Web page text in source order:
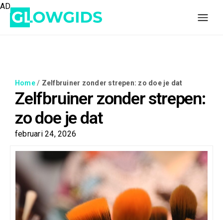
Home/ Zelfbruiner zonder strepen: zo doe je dat
Zelfbruiner zonder strepen:
zo doe je dat
februari 24, 2026
AD